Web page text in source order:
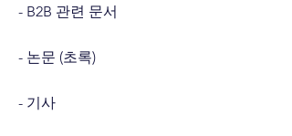
- B2B 관련 문서
- 논문 (초록)
- 기사